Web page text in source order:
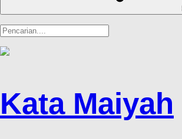
Kata Maiyah